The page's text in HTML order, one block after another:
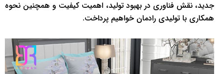
جدید، نقش فناوری در بهبود تولید، اهمیت کیفیت و همچنین نحوه
همکاری با تولیدی رادمان خواهیم پرداخت.